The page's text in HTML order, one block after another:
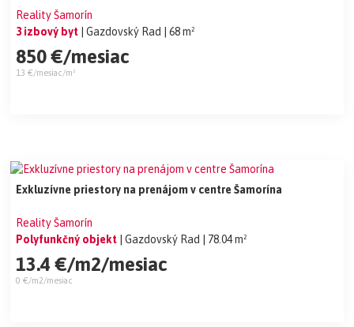
Reality Šamorín
3 izbový byt
| Gazdovský Rad | 68 m²
850 €/mesiac
13 €/mesiac/m²
Exkluzívne priestory na prenájom v centre Šamorína
Reality Šamorín
Polyfunkčný objekt
| Gazdovský Rad | 78.04 m²
13.4 €/m2/mesiac
0 €/m2/mesiac